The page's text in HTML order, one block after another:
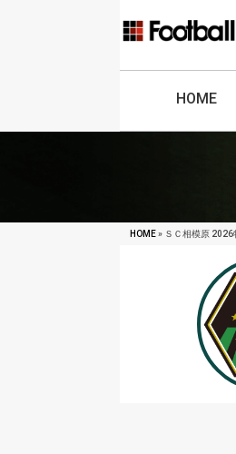
HOME
HOME» ＳＣ相模原 2026